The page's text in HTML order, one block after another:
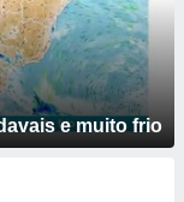
e muito frio